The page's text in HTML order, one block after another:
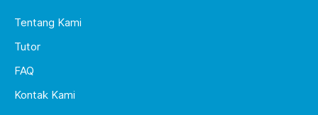
Tentang Kami
Tutor
FAQ
Kontak Kami